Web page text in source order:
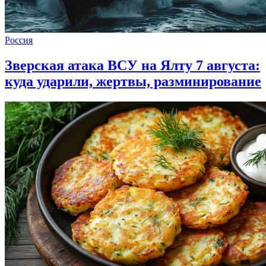
Россия
Зверская атака ВСУ на Ялту 7 августа:
куда ударили, жертвы, разминирование